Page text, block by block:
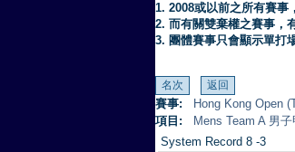
1. 2008或以前之所有賽事
2. 而有關雙棄權之賽事，
3. 團體賽事只會顯示單打
賽事:
Hong Kong Open
項目:
Mens Team A 男
System Record 8 -3